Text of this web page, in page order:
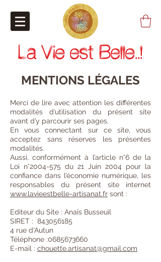
La Vie est Belle..!
MENTIONS LÉGALES
Merci de lire avec attention les différentes
modalités d’utilisation du présent site
avant d’y parcourir ses pages.
En vous connectant sur ce site, vous
acceptez sans réserves les présentes
modalités.
Aussi, conformément à l’article n°6 de la
Loi n°2004-575 du 21 Juin 2004 pour la
confiance dans l’économie numérique, les
responsables du présent site internet
www.lavieestbelle-artisanat.fr sont :
Editeur du Site : Anaïs Busseuil
SIRET : 843056185
4 rue d'Autun
Téléphone :0685673660
E-mail : chouette.artisanat@gmail.com